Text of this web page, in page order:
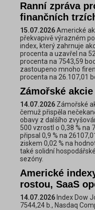
Ranní zpráva
finančních
15.07.2026Americké
překvapivě výrazném
index, který zahrnuje
procenta a uzavřel na
procenta na 7543,59
zastoupeno mnoho
procenta na 26.107,01
Zámořské
14.07.2026 Zámořské
čemuž přispěla
obavy z dalšího
500 vzrostl o 0,38 % na
připsal 0,9 % na
ziskem 0,02 % na
také solidní
sezóny.
Americké
rostou, SaaS
14.07.2026 Index Dow
7544,24 b., Nasdaq